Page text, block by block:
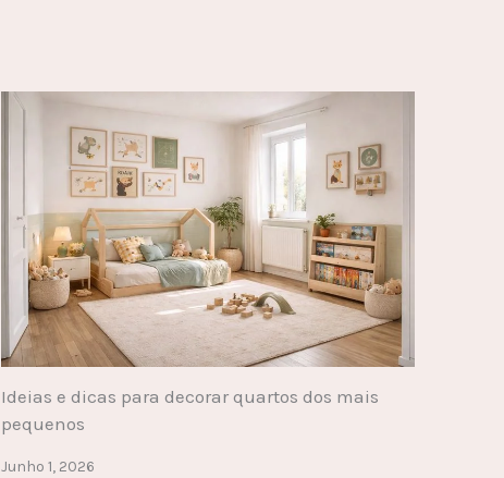
Ideias e dicas para decorar quartos dos mais
pequenos
Junho 1, 2026